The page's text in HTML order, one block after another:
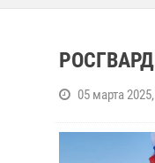
05 марта